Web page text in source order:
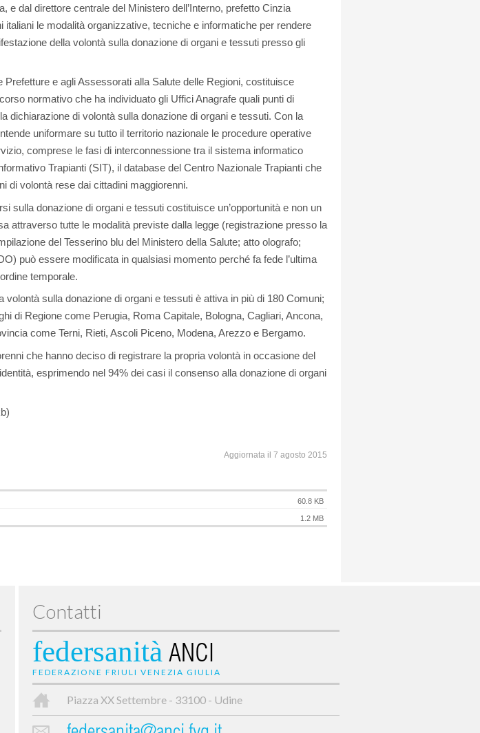
e dal direttore centrale del Ministero dell’Interno, prefetto Cinzia
italiani le modalità organizzative, tecniche e informatiche per rendere
della volontà sulla donazione di organi e tessuti presso gli
Prefetture e agli Assessorati alla Salute delle Regioni, costituisce
normativo che ha individuato gli Uffici Anagrafe quali punti di
dichiarazione di volontà sulla donazione di organi e tessuti. Con la
uniformare su tutto il territorio nazionale le procedure operative
comprese le fasi di interconnessione tra il sistema informatico
Trapianti (SIT), il database del Centro Nazionale Trapianti che
di volontà rese dai cittadini maggiorenni.
sulla donazione di organi e tessuti costituisce un’opportunità e non un
attraverso tutte le modalità previste dalla legge (registrazione presso la
del Tesserino blu del Ministero della Salute; atto olografo;
può essere modificata in qualsiasi momento perché fa fede l’ultima
temporale.
volontà sulla donazione di organi e tessuti è attiva in più di 180 Comuni;
di Regione come Perugia, Roma Capitale, Bologna, Cagliari, Ancona,
come Terni, Rieti, Ascoli Piceno, Modena, Arezzo e Bergamo.
che hanno deciso di registrare la propria volontà in occasione del
esprimendo nel 94% dei casi il consenso alla donazione di organi
Aggiornata il 7 agosto 2015
60.8 KB
1.2 MB
Contatti
federsanità ANCI
FEDERAZIONE FRIULI VENEZIA GIULIA
Piazza XX Settembre - 33100 - Udine